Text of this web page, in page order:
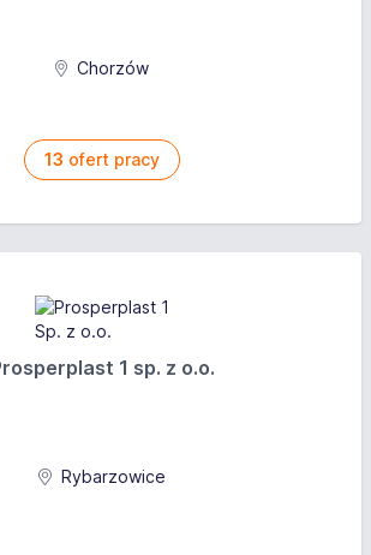
Chorzów
13 ofert pracy
1 sp. z o.o.
Rybarzowice